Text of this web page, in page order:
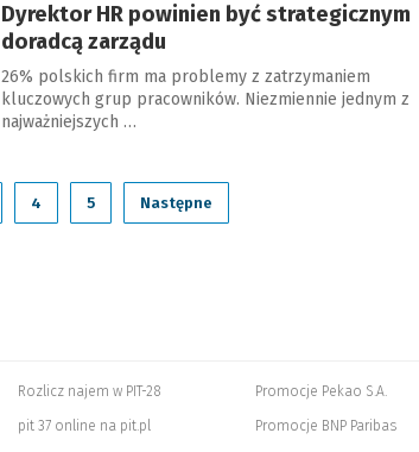
Dyrektor HR powinien być strategicznym
doradcą zarządu
26% polskich firm ma problemy z zatrzymaniem
kluczowych grup pracowników. Niezmiennie jednym z
najważniejszych …
4 5 Następne
Rozlicz najem w PIT-28
pit 37 online na pit.pl
Promocje Pekao S.A.
Promocje BNP Paribas